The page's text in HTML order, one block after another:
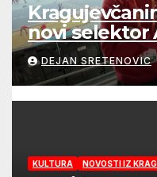
novi selektor
DEJAN SRETENOVIC
KULTURA NOVOSTI IZ